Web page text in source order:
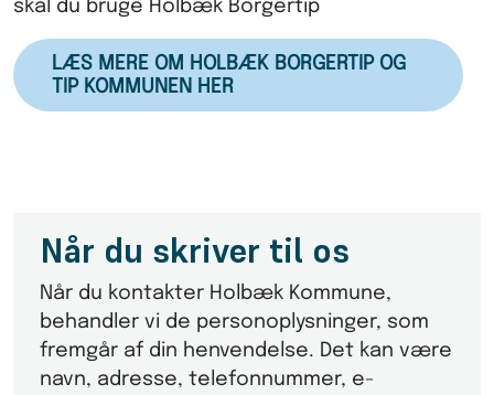
skal du bruge Holbæk Borgertip
LÆS MERE OM HOLBÆK BORGERTIP OG
TIP KOMMUNEN HER
Når du skriver til os
Når du kontakter Holbæk Kommune,
behandler vi de personoplysninger, som
fremgår af din henvendelse. Det kan være
navn, adresse, telefonnummer, e-